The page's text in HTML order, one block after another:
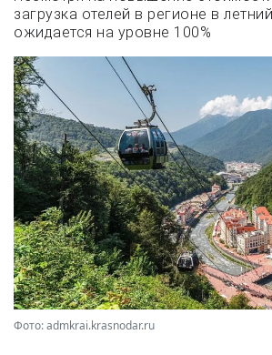
загрузка отелей в регионе в
ожидается на уровне 100%
Фото: admkrai.krasnodar.ru